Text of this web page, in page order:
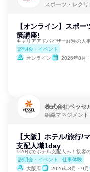
スポーツ・レク
【オンライン】スポ
策講座!
キャリアアドバイザー経験の人
説明会・イベント
オンライン
2026年8月
株式会社ベッセ
組織マネジメント
【大阪】ホテル/旅行
支配人職1day
✨20代でホテル支配人へ！接客
説明会・イベント
仕事体験
大阪府
2026年8月・9月